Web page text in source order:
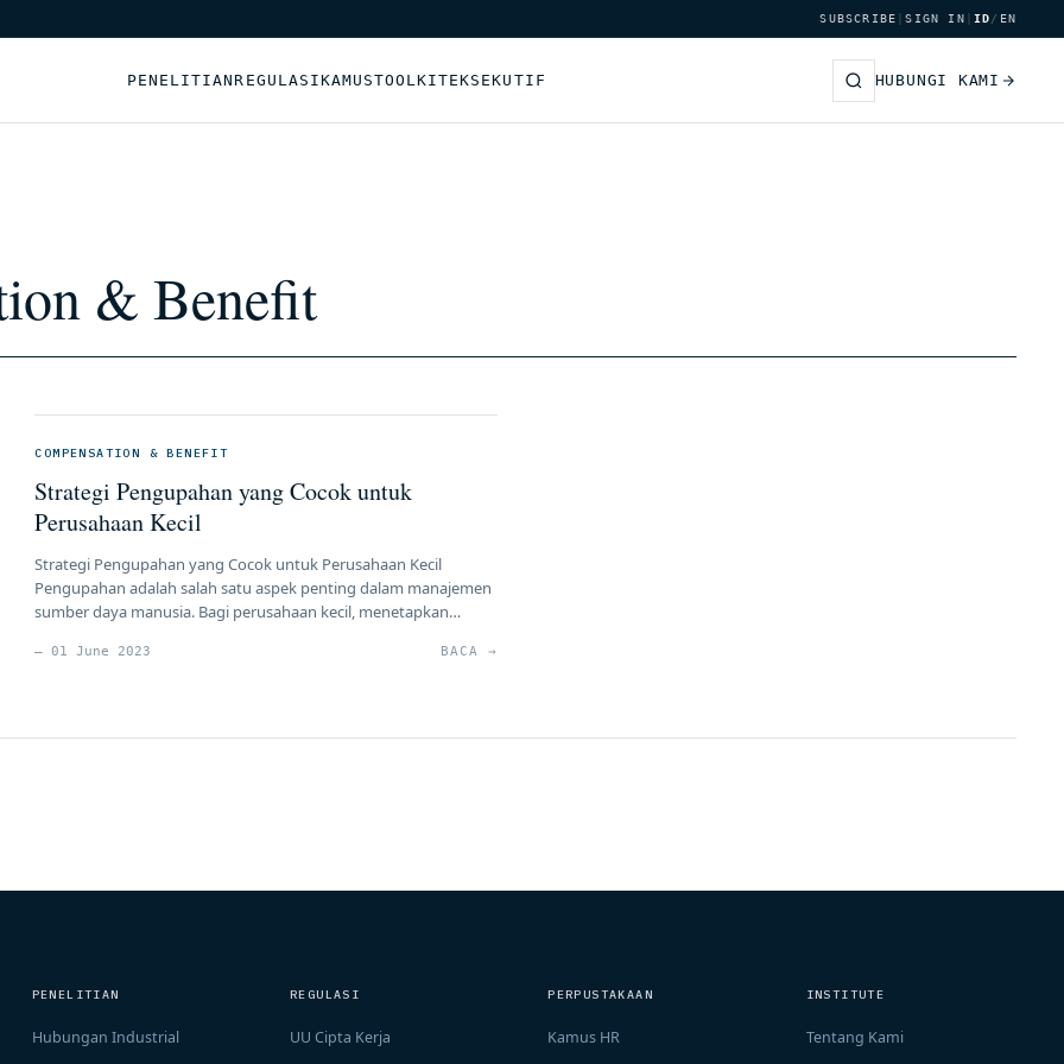
SUBSCRIBE |SIGN IN ID/ EN
PENELITIANREGULASIKAMUSTOOLKITEKSEKUTIF HUBUNGI KAMI
& Benefit
COMPENSATION & BENEFIT
Strategi Pengupahan yang Cocok untuk
Perusahaan Kecil
Strategi Pengupahan yang Cocok untuk Perusahaan Kecil
Pengupahan adalah salah satu aspek penting dalam manajemen
sumber daya manusia. Bagi perusahaan kecil, menetapkan
memastikan keseimbangan antara kebutuhan bisnis dan
— 01 June 2023 BACA →
PENELITIAN
Hubungan Industrial
REGULASI
UU Cipta Kerja
PERPUSTAKAAN
Kamus HR
INSTITUTE
Tentang Kami